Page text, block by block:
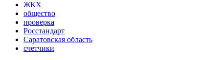
ЖКХ
общество
проверка
Росстандарт
Саратовская область
счетчики